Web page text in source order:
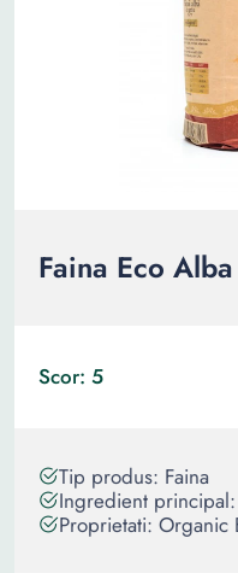
Faina Eco
Scor: 5
Tip produs: Faina
Ingredient
Proprietati: Organic